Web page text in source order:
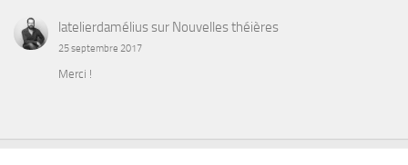
latelierdaméliussur Nouvelles théières
25 septembre 2017
Merci !